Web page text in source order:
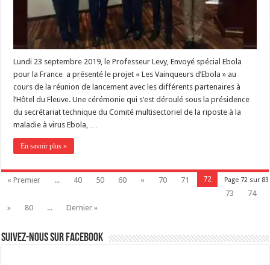
Lundi 23 septembre 2019, le Professeur Levy, Envoyé spécial Ebola
pour la France a présenté le projet « Les Vainqueurs d’Ebola » au
cours de la réunion de lancement avec les différents partenaires à
l’Hôtel du Fleuve. Une cérémonie qui s’est déroulé sous la présidence
du secrétariat technique du Comité multisectoriel de la riposte à la
maladie à virus Ebola, …
En savoir plus »
Page 72 sur 83
« Premier ... 40 50 60 « 70 71
72
73
74
»
80 ... Dernier »
Suivez-nous sur Facebook